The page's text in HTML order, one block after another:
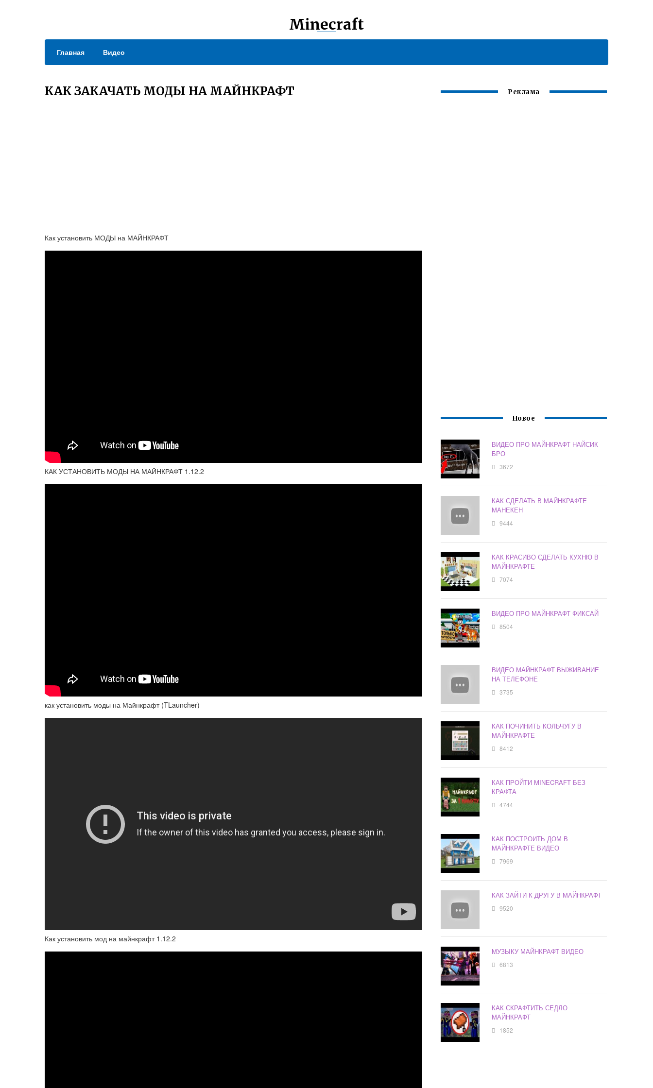
Minecraft
Главная Видео
КАК ЗАКАЧАТЬ МОДЫ НА МАЙНКРАФТ
Как установить МОДЫ на МАЙНКРАФТ
КАК УСТАНОВИТЬ МОДЫ НА МАЙНКРАФТ 1.12.2
как установить моды на Майнкрафт (TLauncher)
Как установить мод на майнкрафт 1.12.2
Реклама
Новое
ВИДЕО ПРО МАЙНКРАФТ НАЙСИК
БРО
3672
КАК СДЕЛАТЬ В МАЙНКРАФТЕ
МАНЕКЕН
9444
КАК КРАСИВО СДЕЛАТЬ КУХНЮ В
МАЙНКРАФТЕ
7074
ВИДЕО ПРО МАЙНКРАФТ ФИКСАЙ
8504
ВИДЕО МАЙНКРАФТ ВЫЖИВАНИЕ
НА ТЕЛЕФОНЕ
3735
КАК ПОЧИНИТЬ КОЛЬЧУГУ В
МАЙНКРАФТЕ
8412
КАК ПРОЙТИ MINECRAFT БЕЗ
КРАФТА
4744
КАК ПОСТРОИТЬ ДОМ В
МАЙНКРАФТЕ ВИДЕО
7969
КАК ЗАЙТИ К ДРУГУ В МАЙНКРАФТ
9520
МУЗЫКУ МАЙНКРАФТ ВИДЕО
6813
КАК СКРАФТИТЬ СЕДЛО
МАЙНКРАФТ
1852